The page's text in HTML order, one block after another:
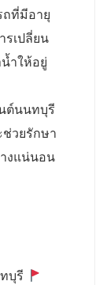
ถที่มีอายุ
รเปลี่ยน
ำให้อยู่
ต์นนทบุรี
วยรักษา
งแน่นอน
บุรี